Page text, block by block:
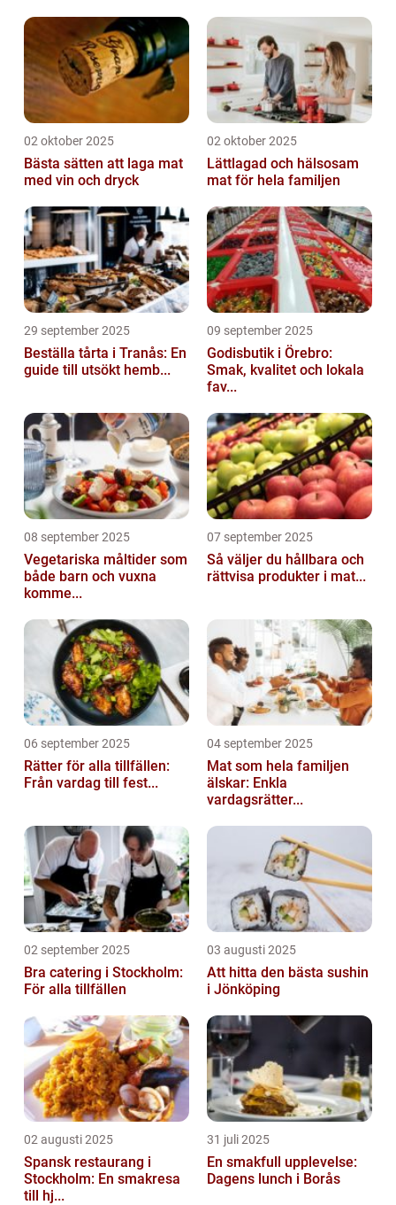
02 oktober 2025
Bästa sätten att laga mat
med vin och dryck
02 oktober 2025
Lättlagad och hälsosam
mat för hela familjen
29 september 2025
Beställa tårta i Tranås: En
guide till utsökt hemb...
09 september 2025
Godisbutik i Örebro:
Smak, kvalitet och lokala
fav...
08 september 2025
Vegetariska måltider som
både barn och vuxna
komme...
07 september 2025
Så väljer du hållbara och
rättvisa produkter i mat...
06 september 2025
Rätter för alla tillfällen:
Från vardag till fest...
04 september 2025
Mat som hela familjen
älskar: Enkla
vardagsrätter...
02 september 2025
Bra catering i Stockholm:
För alla tillfällen
03 augusti 2025
Att hitta den bästa sushin
i Jönköping
02 augusti 2025
Spansk restaurang i
Stockholm: En smakresa
till hj...
31 juli 2025
En smakfull upplevelse:
Dagens lunch i Borås